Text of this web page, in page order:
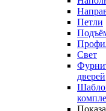
Петли
Свет
дверей